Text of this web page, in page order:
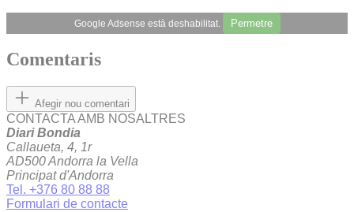
Google Adsense està deshabilitat. Permetre
Comentaris
Afegir nou comentari
CONTACTA AMB NOSALTRES
Diari Bondia
Callaueta, 4, 1r
AD500 Andorra la Vella
Principat d'Andorra
Tel. +376 80 88 88
Formulari de contacte